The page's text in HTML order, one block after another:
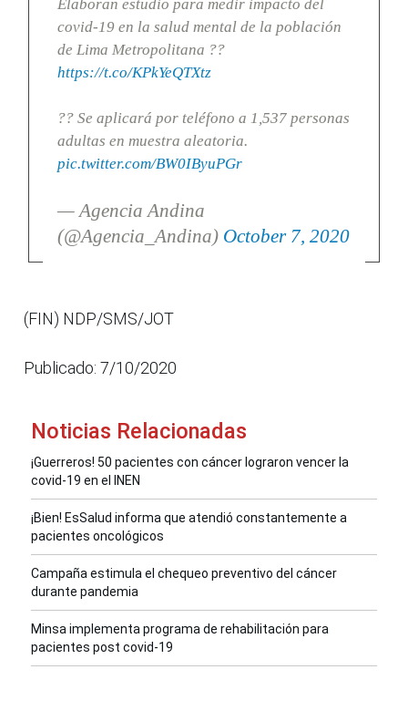
Elaboran estudio para medir impacto del
covid-19 en la salud mental de la población
de Lima Metropolitana ??
https://t.co/KPkYeQTXtz
?? Se aplicará por teléfono a 1,537 personas
adultas en muestra aleatoria.
pic.twitter.com/BW0IByuPGr
— Agencia Andina
(@Agencia_Andina) October 7, 2020
(FIN) NDP/SMS/JOT
Publicado: 7/10/2020
Noticias Relacionadas
¡Guerreros! 50 pacientes con cáncer lograron vencer la
covid-19 en el INEN
¡Bien! EsSalud informa que atendió constantemente a
pacientes oncológicos
Campaña estimula el chequeo preventivo del cáncer
durante pandemia
Minsa implementa programa de rehabilitación para
pacientes post covid-19